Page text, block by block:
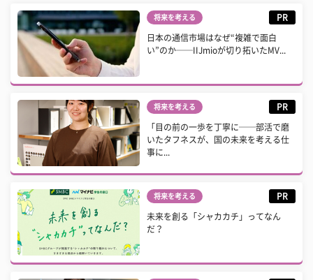
将来を考える PR
日本の通信市場はなぜ“複雑で面白
い”のか──IIJmioが切り拓いたMV...
将来を考える PR
「目の前の一歩を丁寧に──部活で磨
いたタフネスが、国の未来を考える仕
事に...
将来を考える PR
未来を創る「シャカカチ」ってなん
だ？